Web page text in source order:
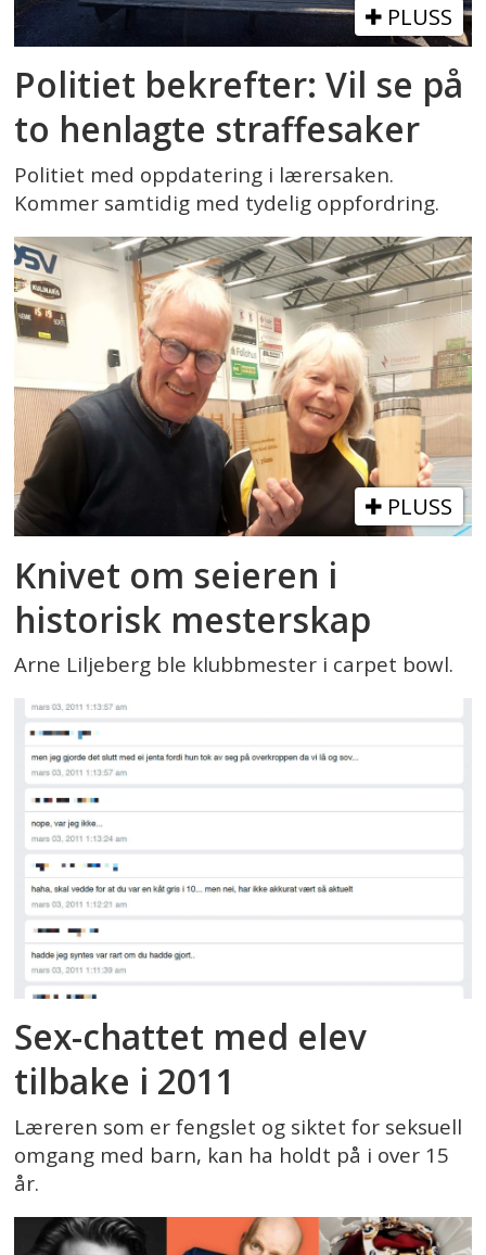
PLUSS
Politiet bekrefter: Vil se på
to henlagte straffesaker
Politiet med oppdatering i lærersaken.
Kommer samtidig med tydelig oppfordring.
PLUSS
Knivet om seieren i
historisk mesterskap
Arne Liljeberg ble klubbmester i carpet bowl.
Sex-chattet med elev
tilbake i 2011
Læreren som er fengslet og siktet for seksuell
omgang med barn, kan ha holdt på i over 15
år.